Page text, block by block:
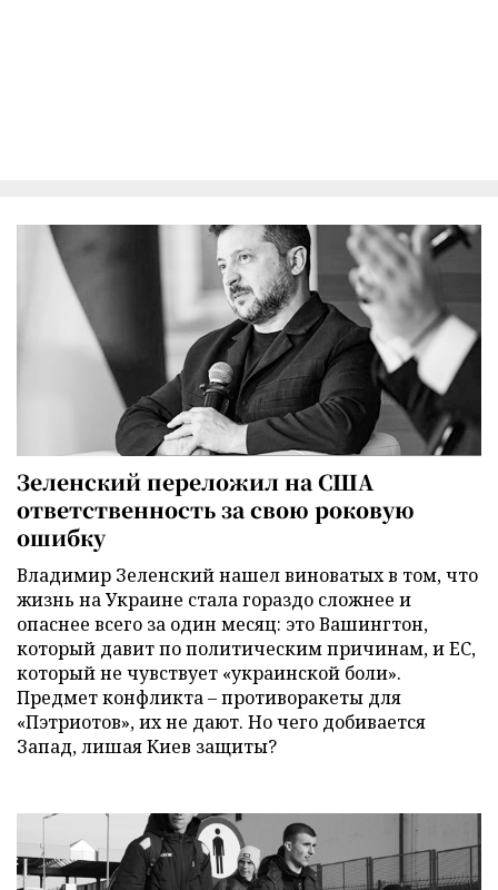
Зеленский переложил на США
ответственность за свою роковую
ошибку
Владимир Зеленский нашел виноватых в том, что
жизнь на Украине стала гораздо сложнее и
опаснее всего за один месяц: это Вашингтон,
который давит по политическим причинам, и ЕС,
который не чувствует «украинской боли».
Предмет конфликта – противоракеты для
«Пэтриотов», их не дают. Но чего добивается
Запад, лишая Киев защиты?